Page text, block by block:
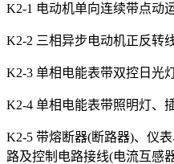
K2-1 电动机单向连续带点动
K2-2 三相异步电动机正反转
K2-3 单相电能表带双控日光
K2-4 单相电能表带照明灯、
K2-5 带熔断器(断路器)、仪
路及控制电路接线(电流互感